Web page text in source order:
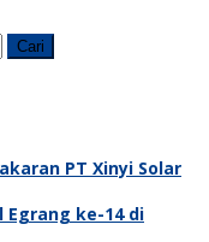
PT Xinyi Solar
Egrang ke-14 di